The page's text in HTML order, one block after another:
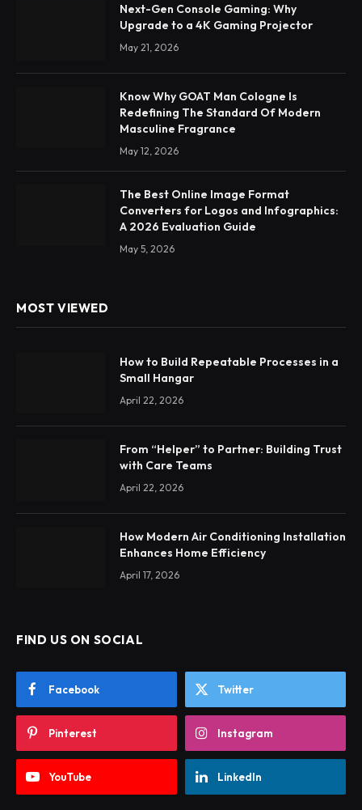
Next-Gen Console Gaming: Why
Upgrade to a 4K Gaming Projector
May 21, 2026
Know Why GOAT Man Cologne Is
Redefining The Standard Of Modern
Masculine Fragrance
May 12, 2026
The Best Online Image Format
Converters for Logos and Infographics:
A 2026 Evaluation Guide
May 5, 2026
MOST VIEWED
How to Build Repeatable Processes in a
Small Hangar
April 22, 2026
From “Helper” to Partner: Building Trust
with Care Teams
April 22, 2026
How Modern Air Conditioning Installation
Enhances Home Efficiency
April 17, 2026
FIND US ON SOCIAL
Facebook Twitter
Pinterest Instagram
YouTube LinkedIn